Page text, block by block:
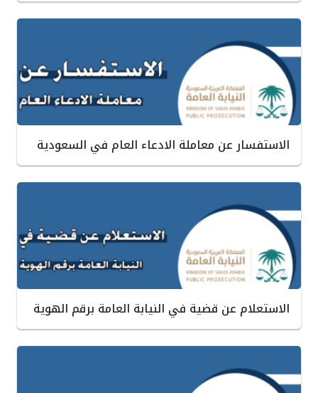
الاستفسار عن معاملة الادعاء العام في السعودية
الاستعلام عن قضية في النيابة العامة برقم الهوية